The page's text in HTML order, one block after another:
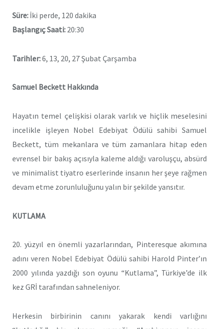
Süre: İki perde, 120 dakika
Başlangıç Saati: 20:30
Tarihler:6, 13, 20, 27 Şubat Çarşamba
Samuel Beckett Hakkında
Hayatın temel çelişkisi olarak varlık ve hiçlik meselesini
incelikle işleyen Nobel Edebiyat Ödülü sahibi Samuel
Beckett, tüm mekanlara ve tüm zamanlara hitap eden
evrensel bir bakış açısıyla kaleme aldığı varoluşçu, absürd
ve minimalist tiyatro eserlerinde insanın her şeye rağmen
devam etme zorunluluğunu yalın bir şekilde yansıtır.
KUTLAMA
20. yüzyıl en önemli yazarlarından, Pinteresque akımına
adını veren Nobel Edebiyat Ödülü sahibi Harold Pinter’ın
2000 yılında yazdığı son oyunu “Kutlama”, Türkiye’de ilk
kez GRİ tarafından sahneleniyor.
Herkesin birbirinin canını yakarak kendi varlığını